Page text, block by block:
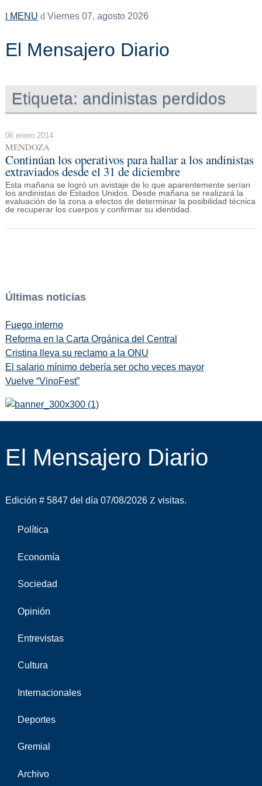
MENU Viernes 07, agosto 2026
El Mensajero Diario
Etiqueta: andinistas perdidos
06 enero 2014
MENDOZA
Continúan los operativos para hallar a los andinistas
extraviados desde el 31 de diciembre
Esta mañana se logró un avistaje de lo que aparentemente serían
los andinistas de Estados Unidos. Desde mañana se realizará la
evaluación de la zona a efectos de determinar la posibilidad técnica
de recuperar los cuerpos y confirmar su identidad.
Últimas noticias
Fuego interno
Reforma en la Carta Orgánica del Central
Cristina lleva su reclamo a la ONU
El salario mínimo debería ser ocho veces mayor
Vuelve “VinoFest”
El Mensajero Diario
Edición # 5847 del día 07/08/2026 visitas.
Política
Economía
Sociedad
Opinión
Entrevistas
Cultura
Internacionales
Deportes
Gremial
Archivo